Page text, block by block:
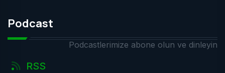
Podcast
Podcastlerimize abone olun ve dinleyin
RSS